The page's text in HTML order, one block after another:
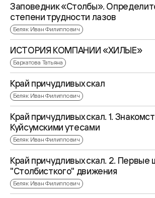
Заповедник «Столбы».
степени трудности лазов
Беляк Иван Филиппович
ИСТОРИЯ КОМПАНИИ «ХИЛЫЕ»
Бархатова Татьяна
Край причудливых скал
Беляк Иван Филиппович
Край причудливых скал. 1.
Куйсумскими утесами
Беляк Иван Филиппович
Край причудливых скал. 2. Первые
"Столбисткого" движения
Беляк Иван Филиппович